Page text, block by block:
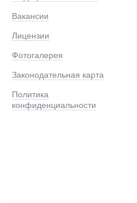
Вакансии
Лицензии
Фотогалерея
Законодательная карта
Политика
конфиденциальности